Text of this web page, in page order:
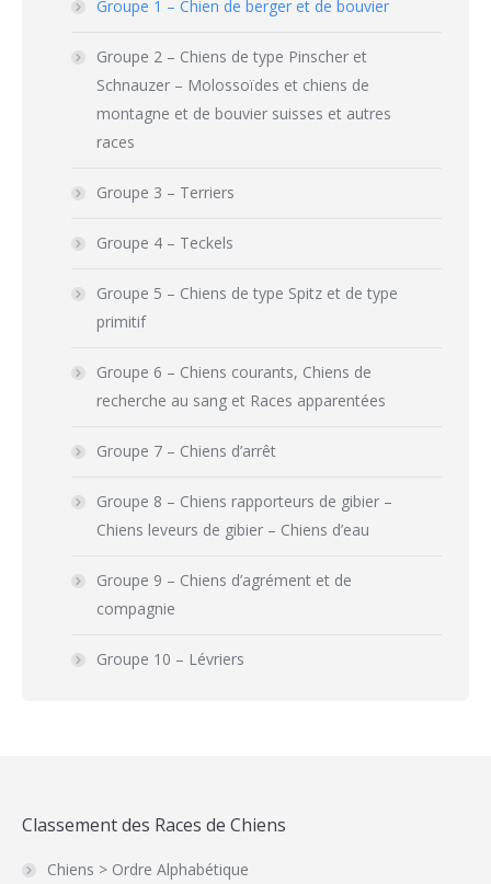
Groupe 1 – Chien de berger et de bouvier
Groupe 2 – Chiens de type Pinscher et
Schnauzer – Molossoïdes et chiens de
montagne et de bouvier suisses et autres
races
Groupe 3 – Terriers
Groupe 4 – Teckels
Groupe 5 – Chiens de type Spitz et de type
primitif
Groupe 6 – Chiens courants, Chiens de
recherche au sang et Races apparentées
Groupe 7 – Chiens d’arrêt
Groupe 8 – Chiens rapporteurs de gibier –
Chiens leveurs de gibier – Chiens d’eau
Groupe 9 – Chiens d’agrément et de
compagnie
Groupe 10 – Lévriers
Classement des Races de Chiens
Chiens > Ordre Alphabétique